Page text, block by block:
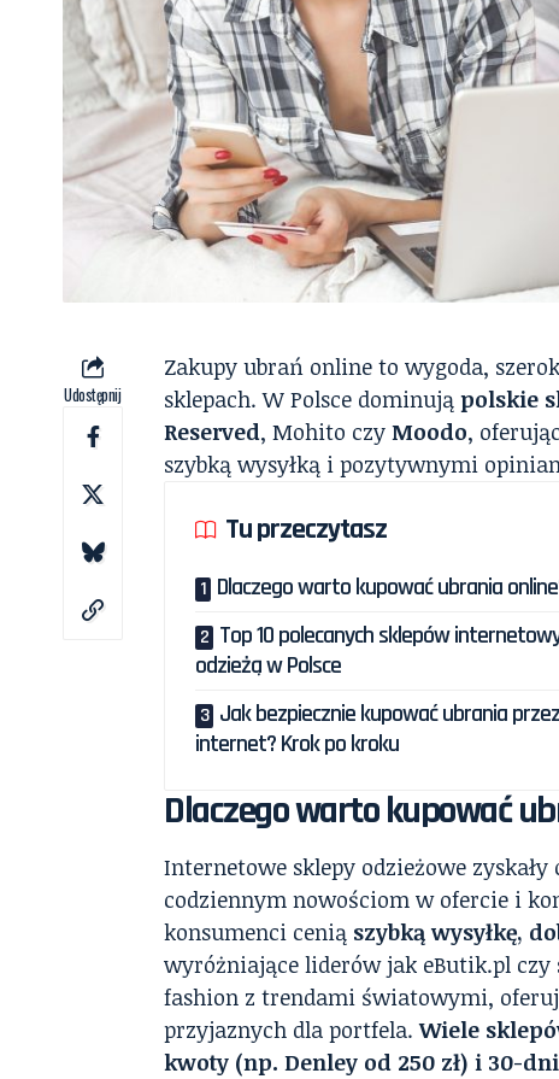
Udostępnij
Zakupy ubrań online to wygoda,
sklepach. W Polsce dominująpolskie
Reserved, Mohito czyMoodo,
szybką wysyłką i pozytywnymi
Tu przeczytasz
Dlaczego warto kupować ubrania
Top 10 polecanych sklepów
odzieżą w Polsce
Jak bezpiecznie kupować ubrania przez
internet? Krok po kroku
Dlaczego warto kupować
Internetowe sklepy odzieżowe
codziennym nowościom w ofercie i
konsumenci cenią szybką wysyłkę,
wyróżniające liderów jak eButik.pl czy
fashion z trendami światowymi,
przyjaznych dla portfela.Wiele
kwoty (np. Denley od 250 zł) i 30-